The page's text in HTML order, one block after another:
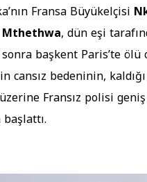
Fransa Büyükelçisi
, dün eşi
sonra başkent Paris’te
cansız bedeninin,
Fransız polisi